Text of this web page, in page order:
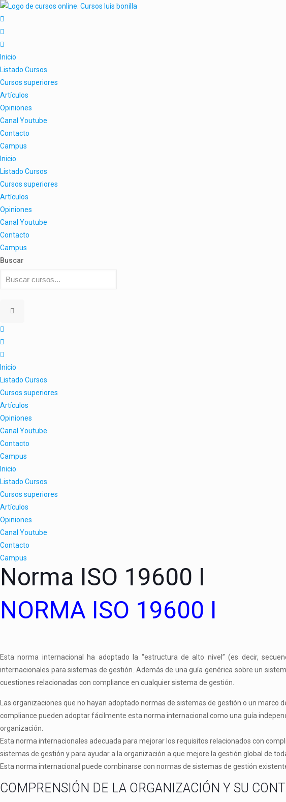
Inicio
Listado Cursos
Cursos superiores
Artículos
Opiniones
Canal Youtube
Contacto
Campus
Inicio
Listado Cursos
Cursos superiores
Artículos
Opiniones
Canal Youtube
Contacto
Campus
Buscar
Inicio
Listado Cursos
Cursos superiores
Artículos
Opiniones
Canal Youtube
Contacto
Campus
Inicio
Listado Cursos
Cursos superiores
Artículos
Opiniones
Canal Youtube
Contacto
Campus
Norma ISO 19600 I
NORMA ISO 19600 I
Esta norma internacional ha adoptado la “estructura de alto nivel” (es decir,
internacionales para sistemas de gestión. Además de una guía genérica sobre un
cuestiones relacionadas con compliance en cualquier sistema de gestión.
Las organizaciones que no hayan adoptado normas de sistemas de gestión o un marco
compliance pueden adoptar fácilmente esta norma internacional como una guía
organización.
Esta norma internacionales adecuada para mejorar los requisitos relacionados con
sistemas de gestión y para ayudar a la organización a que mejore la gestión global de
Esta norma internacional puede combinarse con normas de sistemas de gestión
COMPRENSIÓN DE LA ORGANIZACIÓN Y SU